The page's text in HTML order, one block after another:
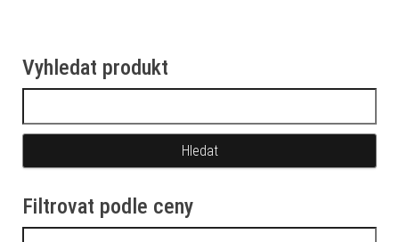
Vyhledat produkt
Filtrovat podle ceny